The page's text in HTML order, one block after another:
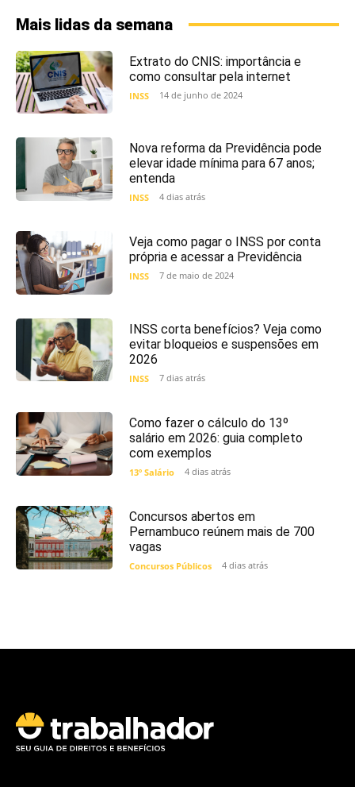
Mais lidas da semana
Extrato do CNIS: importância e
como consultar pela internet
INSS 14 de junho de 2024
Nova reforma da Previdência pode
elevar idade mínima para 67 anos;
entenda
INSS 4 dias atrás
Veja como pagar o INSS por conta
própria e acessar a Previdência
INSS 7 de maio de 2024
INSS corta benefícios? Veja como
evitar bloqueios e suspensões em
2026
INSS 7 dias atrás
Como fazer o cálculo do 13º
salário em 2026: guia completo
com exemplos
13º Salário 4 dias atrás
Concursos abertos em
Pernambuco reúnem mais de 700
vagas
Concursos Públicos 4 dias atrás